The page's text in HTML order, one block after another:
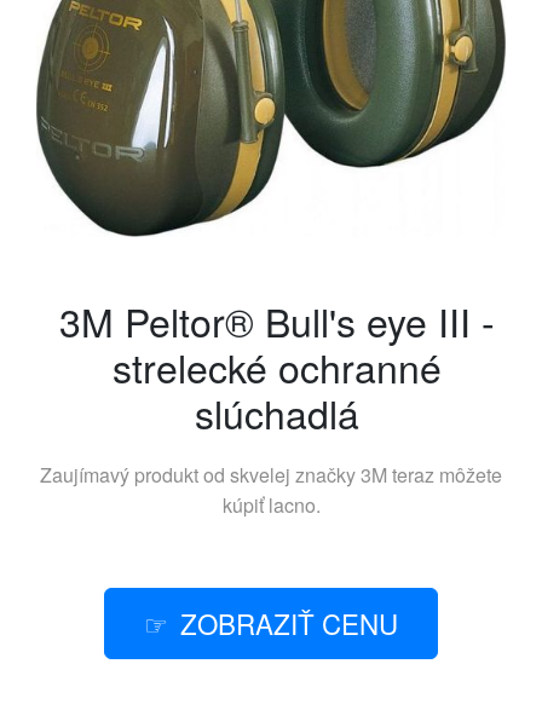
3M Peltor® Bull's eye III -
strelecké ochranné
slúchadlá
Zaujímavý produkt od skvelej značky3M teraz môžete
kúpiť lacno.
ZOBRAZIŤ CENU